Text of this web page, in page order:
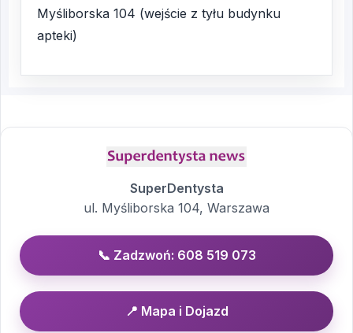
Myśliborska 104 (wejście z tyłu budynku
apteki)
SuperDentysta
ul. Myśliborska 104, Warszawa
📞 Zadzwoń: 608 519 073
📍 Mapa i Dojazd